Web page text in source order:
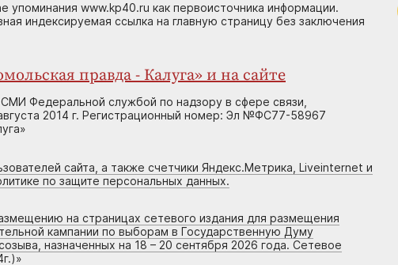
упоминания www.kp40.ru как первоисточника информации.
индексируемая ссылка на главную страницу без заключения
правда - Калуга» и на сайте
Федеральной службой по надзору в сфере связи,
2014 г. Регистрационный номер: Эл №ФС77-58967
сайта, а также счетчики Яндекс.Метрика, Liveinternet и
по защите персональных данных.
на страницах сетевого издания для размещения
кампании по выборам в Государственную Думу
назначенных на 18 – 20 сентября 2026 года. Сетевое
»